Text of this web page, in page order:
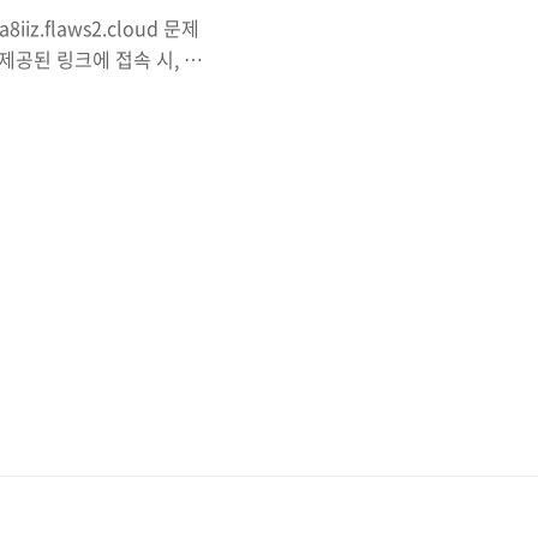
문제
공된 링크에 접속 시, 계
같이 open된